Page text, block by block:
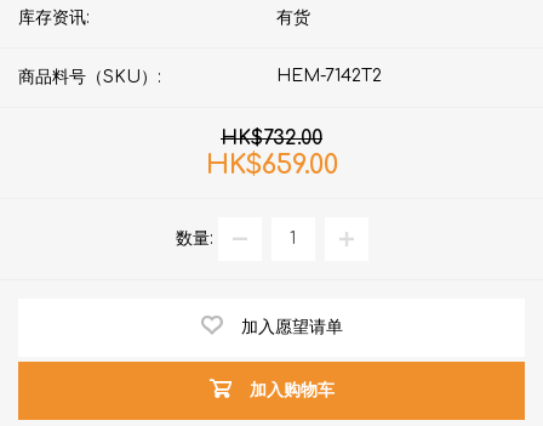
库存资讯: 有货
商品料号（SKU）: HEM-7142T2
HK$732.00
HK$659.00
数量:
加入愿望请单
加入购物车